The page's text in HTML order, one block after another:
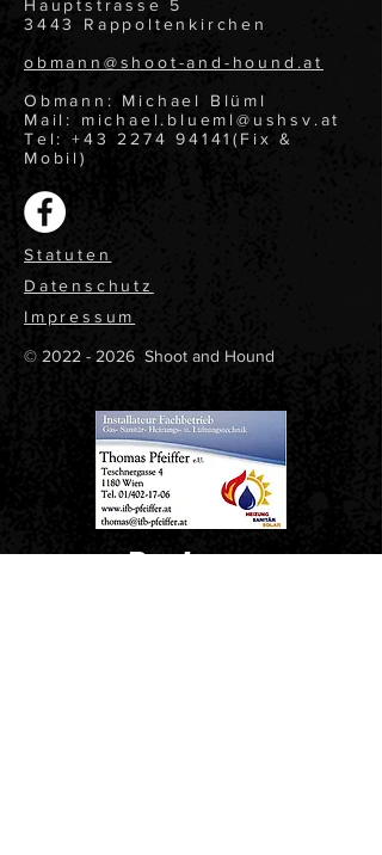
Hauptstrasse 5
3443 Rappoltenkirchen
obmann@shoot-and-hound.at
Obmann: Michael Blüml
Mail: michael.blueml@ushsv.at
Tel: +43 2274 94141(Fix &
Mobil)
Statuten
Datenschutz
Impressum
© 2022 - 2026 Shoot and Hound
Partner